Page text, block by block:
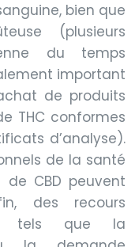
bien que
(plusieurs
du temps
important
de produits
THC conformes
d’analyse).
de la santé
CBD peuvent
des recours
tels que la